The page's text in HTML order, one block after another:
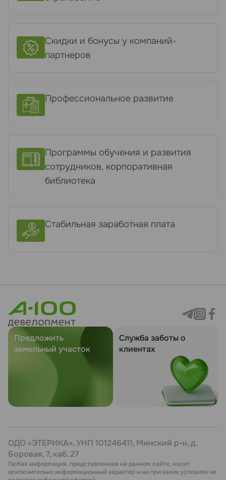
Скидки и бонусы у компаний-
партнеров
Профессиональное развитие
Программы обучения и развития
сотрудников, корпоративная
библиотека
Стабильная заработная плата
Предложить
земельный участок
Служба заботы о
клиентах
ОДО «ЭТЕРИКА», УНП 101246411, Минский р-н, д.
Боровая, 7, каб. 27
Любая информация, представленная на данном сайте, носит
исключительно информационный характер и ни при каких условиях не